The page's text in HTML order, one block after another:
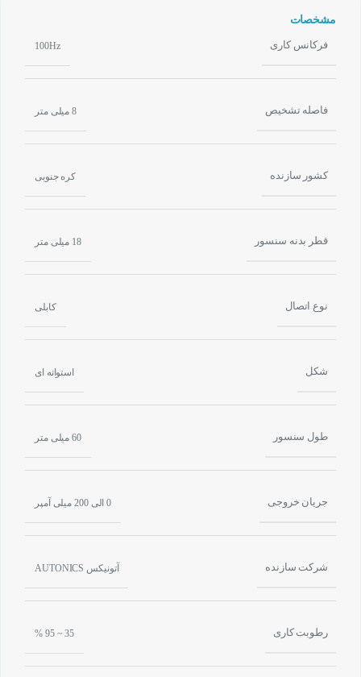
مشخصات
فرکانس کاری 100Hz
فاصله تشخیص 8 میلی متر
کشور سازنده کره جنوبی
قطر بدنه سنسور 18 میلی متر
نوع اتصال کابلی
شکل استوانه ای
طول سنسور 60 میلی متر
جریان خروجی 0 الی 200 میلی آمپر
شرکت سازنده آتونیکس AUTONICS
رطوبت کاری 35 ~ 95 %